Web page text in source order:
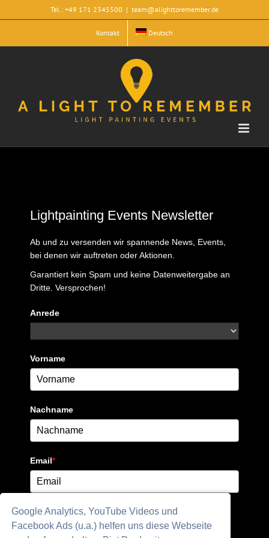
Google Analytics, YouTube Videos und
Facebook Ads (u.a.) helfen uns diese Webseite
to
Tel.: +49 171 2345500 | team@alighttoremember.de
Kontakt Deutsch
Lightpainting Events Newsletter
Ab und zu versenden wir spannende News, Events,
bei denen wir auftreten oder Aktionen.
Garantiert kein Spam und keine Datenweitergabe an
Dritte. Versprochen!
Anrede
Vorname
Nachname
Email*
Eintragen